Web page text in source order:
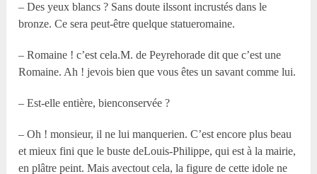
– Des yeux blancs ? Sans doute ilssont incrustés dans le
bronze. Ce sera peut-être quelque statueromaine.
– Romaine ! c’est cela.M. de Peyrehorade dit que c’est une
Romaine. Ah ! jevois bien que vous êtes un savant comme lui.
– Est-elle entière, bienconservée ?
– Oh ! monsieur, il ne lui manquerien. C’est encore plus beau
et mieux fini que le buste deLouis-Philippe, qui est à la mairie,
en plâtre peint. Mais avectout cela, la figure de cette idole ne